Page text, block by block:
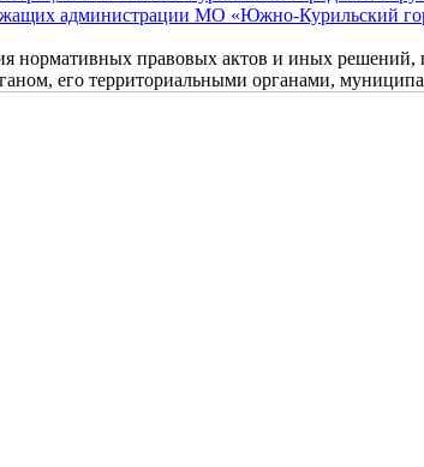
администрации МО «Южно-Курильский
нормативных правовых актов и иных решений,
его территориальными органами,